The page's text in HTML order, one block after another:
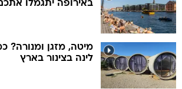
באירופה יתגמלו
מיטה, מזגן ומנורה?
לינה בצינור בארץ